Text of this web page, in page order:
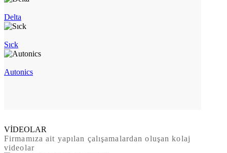
Delta
Sıck
Autonics
VİDEOLAR
Firmamıza ait yapılan çalışamalardan oluşan kolaj
videolar